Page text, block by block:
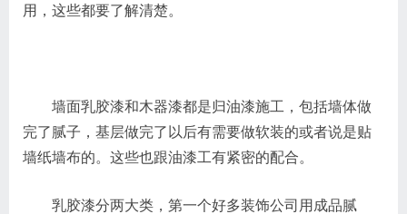
用，这些都要了解清楚。
墙面乳胶漆和木器漆都是归油漆施工，包括墙体做
完了腻子，基层做完了以后有需要做软装的或者说是贴
墙纸墙布的。这些也跟油漆工有紧密的配合。
乳胶漆分两大类，第一个好多装饰公司用成品腻